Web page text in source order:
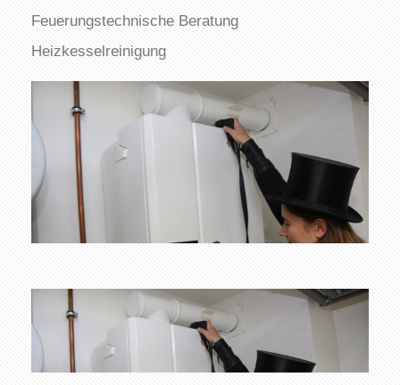
Feuerungstechnische Beratung
Heizkesselreinigung